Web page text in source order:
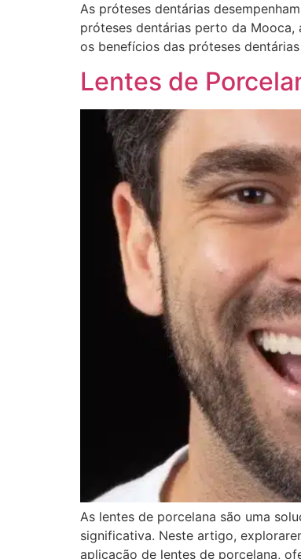
As próteses dentárias
próteses dentárias perto da Mooca,
os benefícios das próteses
Lentes de
As lentes de porcelana são uma
significativa. Neste artigo,
aplicação de lentes de porcelana,